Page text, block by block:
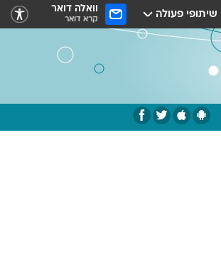
שיתופי פעולה וואלה דואר
קרא דואר